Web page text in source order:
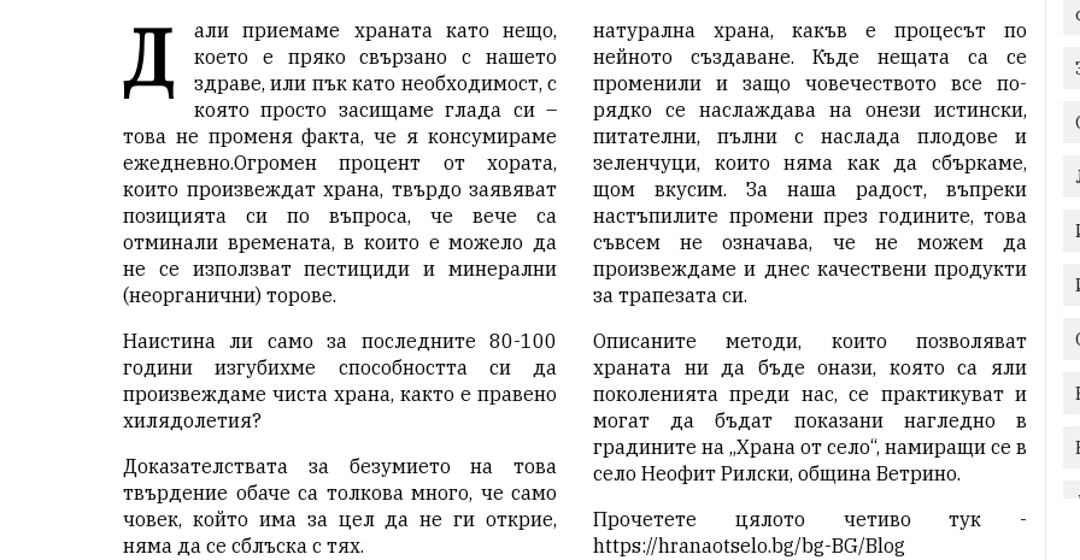
Д
али приемаме храната като нещо,
което е пряко свързано с нашето
здраве, или пък като необходимост, с
която просто засищаме глада си –
това не променя факта, че я консумираме
ежедневно.Огромен процент от хората,
които произвеждат храна, твърдо заявяват
позицията си по въпроса, че вече са
отминали времената, в които е можело да
не се използват пестициди и минерални
(неорганични) торове.
Наистина ли само за последните 80-100
години изгубихме способността си да
произвеждаме чиста храна, както е правено
хилядолетия?
Доказателствата за безумието на това
твърдение обаче са толкова много, че само
човек, който има за цел да не ги открие,
няма да се сблъска с тях.
натурална храна, какъв е процесът по
нейното създаване. Къде нещата са се
променили и защо човечеството все по-
рядко се наслаждава на онези истински,
питателни, пълни с наслада плодове и
зеленчуци, които няма как да сбъркаме,
щом вкусим. За наша радост, въпреки
настъпилите промени през годините, това
съвсем не означава, че не можем да
произвеждаме и днес качествени продукти
за трапезата си.
Описаните методи, които позволяват
храната ни да бъде онази, която са яли
поколенията преди нас, се практикуват и
могат да бъдат показани нагледно в
градините на „Храна от село“, намиращи се в
село Неофит Рилски, община Ветрино.
Прочетете цялото четиво тук -
https://hranaotselo.bg/bg-BG/Blog